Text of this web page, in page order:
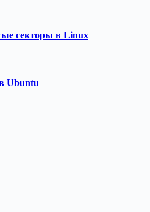
секторы в Linux
Ubuntu